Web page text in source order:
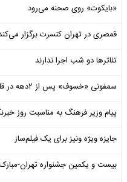
«بایکوت» روی صحنه می‌رود
قمصری در تهران کنسرت برگزار
تئاترها دو شب اجرا ندارند
سمفونی «خسوف» پس از ۲دهه در قلب تهران طنین انداز شد
پیام وزیر فرهنگ به مناسبت روز
جایزه ویژه ونیز برای یک فیلم‌ساز
بیست و یکمین جشنواره تهران-